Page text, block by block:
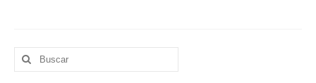
Buscar
por: